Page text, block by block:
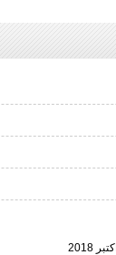
اکتبر 2018